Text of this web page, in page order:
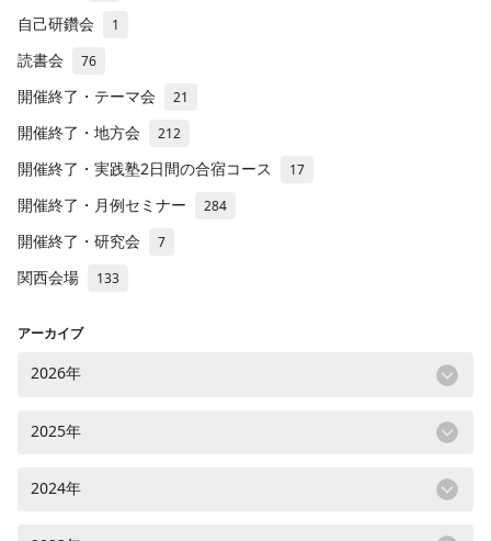
自己研鑽会 1
読書会 76
開催終了・テーマ会 21
開催終了・地方会 212
開催終了・実践塾2日間の合宿コース 17
開催終了・月例セミナー 284
開催終了・研究会 7
関西会場 133
アーカイブ
2026年
2025年
2024年